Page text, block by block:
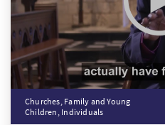
Churches, Family and Young
Children, Individuals